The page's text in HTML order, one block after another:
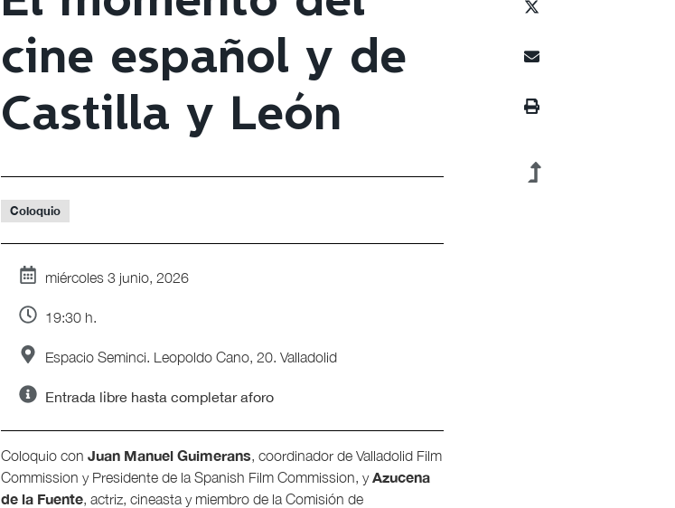
cine español y de
Castilla y León
Coloquio
miércoles 3 junio, 2026
19:30 h.
Espacio Seminci. Leopoldo Cano, 20. Valladolid
Entrada libre hasta completar aforo
Coloquio con Juan Manuel Guimerans, coordinador de Valladolid Film
Commission y Presidente de la Spanish Film Commission, yAzucena
de la Fuente, actriz, cineasta y miembro de la Comisión de